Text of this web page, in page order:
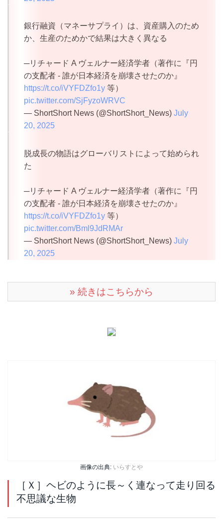
銀行融資（マネーサプライ）は、資産購入のため
か、生産のためかで結果は大きく異なる
─リチャード A ヴェルナー経済学者（著作に『円
の支配者 - 誰が日本経済を崩壊させたのか』
https://t.co/iVYFDZfo1y等）
pic.twitter.com/SjFyzoWRVC
— ShortShort News (@ShortShort_News) July
20, 2025
脱成長の物語はグローバリストによって始められ
た
─リチャード A ヴェルナー経済学者（著作に『円
の支配者 - 誰が日本経済を崩壊させたのか』
https://t.co/iVYFDZfo1y等）
pic.twitter.com/Bml9JdRMAr
— ShortShort News (@ShortShort_News) July
20, 2025
» 続きはこちらから
画像の出典: いらすとや
［Ｘ］ヘビのように長～く連なって走り回る
不思議な生物